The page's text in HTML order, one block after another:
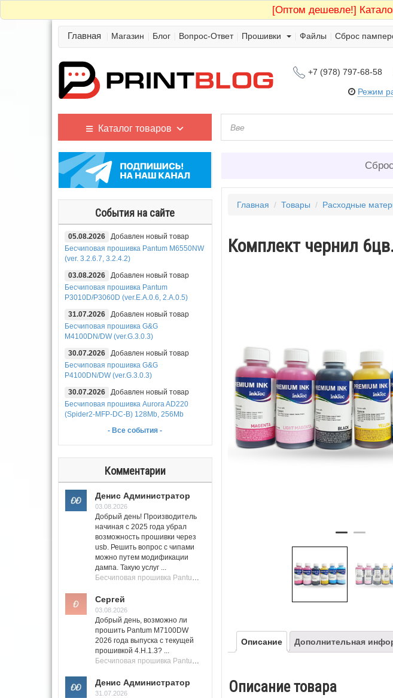
[Оптом дешевле!]
Главная Магазин Блог Вопрос-Ответ Прошивки Файлы Сброс
+7 (978) 797-68-58
Режим
Каталог товаров
События на сайте
05.08.2026
Добавлен новый товар
Бесчиповая прошивка Pantum M6550NW
(ver. 3.2.6.7, 3.2.4.2)
03.08.2026
Добавлен новый товар
Бесчиповая прошивка Pantum
P3010D/P3060D (ver.E.A.0.6, 2.A.0.5)
31.07.2026
Добавлен новый товар
Бесчиповая прошивка G&G
M4100DN/DW (ver.G.3.0.3)
30.07.2026
Добавлен новый товар
Бесчиповая прошивка G&G
P4100DN/DW (ver.G.3.0.3)
30.07.2026
Добавлен новый товар
Бесчиповая прошивка Aurora AD220
(Spider2-MFP-DC-B) 128Mb, 256Mb
- Все события -
Комментарии
Денис Администратор
03.08.2026
Добрый день! Производитель
начиная с 2025 года убрал
возможность прошивки через
usb. Решить вопрос с чипами
можно путем модификации
дампа. Такую услуг ...
Бесчиповая прошивка Pantum M7100 Series (M7100, M7108, M7102, M7103, M7105)
Сергей
03.08.2026
Добрый день, возможно ли
прошить Pantum M7100DW
2026 года выпуска с текущей
прошивкой 4.H.1.3? ...
Бесчиповая прошивка Pantum M7100 Series (M7100, M7108, M7102, M7103, M7105)
Денис Администратор
31.07.2026
Главная / Товары / Расходные
Комплект чернил
Описание Дополнительная
Описание товара